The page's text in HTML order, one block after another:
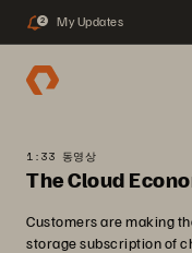
2 My Updates
1:33 동영상
The Cloud
Customers are making
storage subscription of